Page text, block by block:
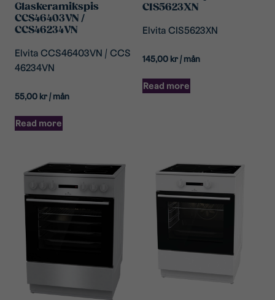
Glaskeramikspis
CCS46403VN /
CCS46234VN
Elvita CCS46403VN / CCS
46234VN
55,00 kr/ mån
Read more
CIS5623XN
Elvita CIS5623XN
145,00 kr/ mån
Read more